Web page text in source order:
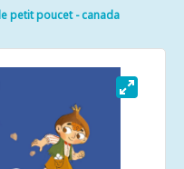
petit poucet - canada